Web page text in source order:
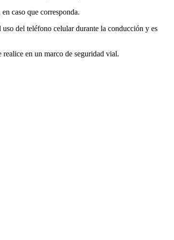
caso que corresponda.
del teléfono celular durante la conducción y es
en un marco de seguridad vial.